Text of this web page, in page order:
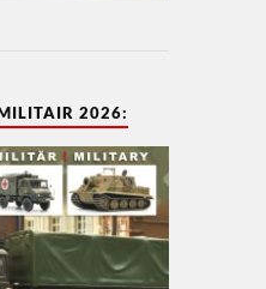
2026: